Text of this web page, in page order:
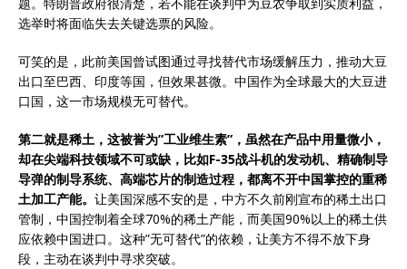
选举时将面临失去关键选票的风险。
可笑的是，此前美国曾试图通过寻找替代市场缓解压力，推动大豆
出口至巴西、印度等国，但效果甚微。中国作为全球最大的大豆进
口国，这一市场规模无可替代。
第二就是稀土，这被誉为”工业维生素”，虽然在产品中用量微小，
却在尖端科技领域不可或缺，比如F-35战斗机的发动机、精确制导
导弹的制导系统、高端芯片的制造过程，都离不开中国掌控的重稀
土加工产能。 让美国深感不安的是，中方不久前刚宣布的稀土出口
管制，中国控制着全球70%的稀土产能，而美国90%以上的稀土供
应依赖中国进口。这种”无可替代”的依赖，让美方不得不放下身
段，主动在谈判中寻求突破。